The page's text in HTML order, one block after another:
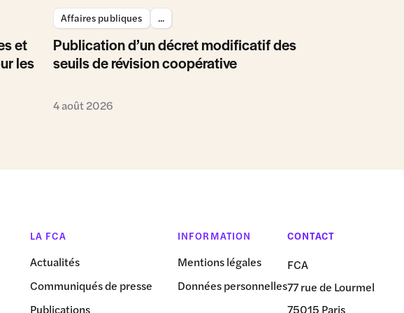
et
les
Affaires publiques ...
Publication d’un décret modificatif des
seuils de révision coopérative
4 août 2026
LA FCA
Actualités
Communiqués de presse
Publications
INFORMATION
Mentions légales
Données personnelles
CONTACT
FCA
77 rue de Lourmel
75015 Paris